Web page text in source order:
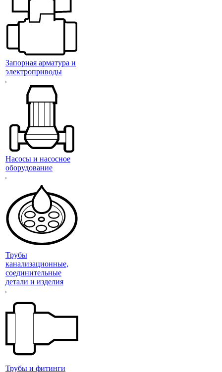
Запорная арматура и
электроприводы
Насосы и насосное
оборудование
Трубы
канализационные,
соединительные
детали и изделия
Трубы и фитинги